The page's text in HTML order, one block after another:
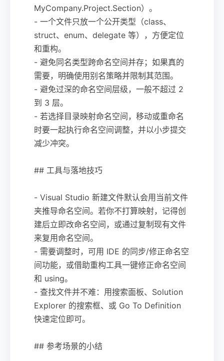
MyCompany.Project.Section）。
- 一个文件只放一个公开类型（class、
struct、enum、delegate 等），方便定位
和重构。
- 避免同名类型跨命名空间并存；如果真的
需要，明确使用别名策略并限制其范围。
- 避免过深的命名空间层级，一般不超过 2
到 3 层。
- 若选择目录映射命名空间，移动或重命名
时要一起执行命名空间调整，并以小步提交
减少冲突。
## 工具与落地技巧
- Visual Studio 新建文件默认会用当前文件
夹推导命名空间。若你不打算映射，记得创
建后立即改命名空间，或通过复制现有文件
来复用命名空间。
- 需要调整时，可用 IDE 的同步/修正命名空
间功能，或借助重构工具一键修正命名空间
和 using。
- 查找文件并不难：用搜索面板、Solution
Explorer 的搜索框、或 Go To Definition
快速定位即可。
## 参考场景的小结